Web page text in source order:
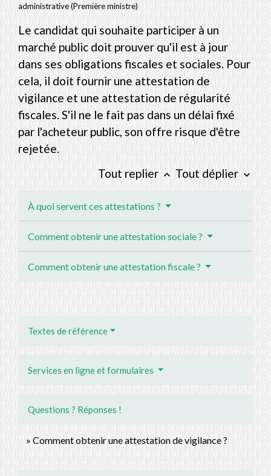
administrative (Première ministre)
Le candidat qui souhaite participer à un
marché public doit prouver qu'il est à jour
dans ses obligations fiscales et sociales. Pour
cela, il doit fournir une attestation de
vigilance et une attestation de régularité
fiscales. S'il ne le fait pas dans un délai fixé
par l'acheteur public, son offre risque d'être
rejetée.
Tout replier keyboard_arrow_up Tout déplier keyboard_arrow_down
À quoi servent ces attestations ?
Comment obtenir une attestation sociale ?
Comment obtenir une attestation fiscale ?
Textes de référence
Services en ligne et formulaires
Questions ? Réponses !
Comment obtenir une attestation de vigilance ?